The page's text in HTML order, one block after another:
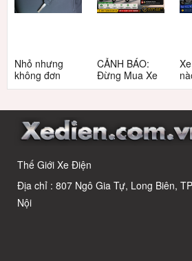
Nhỏ nhưng
không đơn
giản: Sự thật
học sinh cấp 2
CẢNH BÁO:
Đừng Mua Xe
Điện Chỉ Vì
Cáo! 5 Bẫy
Quyết Chọn Xe
Chuẩn Chỉnh
Thế Giới Xe Điện
Địa chỉ : 807 Ngô Gia Tự, Long Biên,
Nội